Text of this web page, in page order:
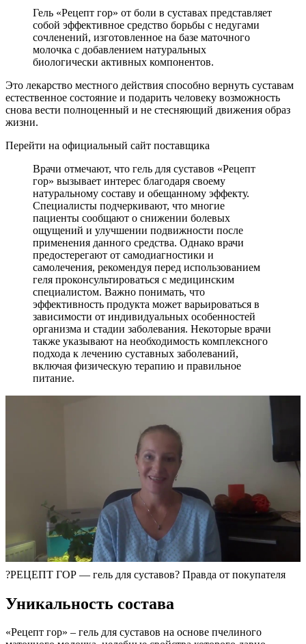
Гель «Рецепт гор» от боли в суставах представляет
собой эффективное средство борьбы с недугами
сочленений, изготовленное на базе маточного
молочка с добавлением натуральных
биологически активных компонентов.
Это лекарство местного действия способно вернуть суставам
естественное состояние и подарить человеку возможность
снова вести полноценный и не стесняющий движения образ
жизни.
Перейти на официальный сайт поставщика
Врачи отмечают, что гель для суставов «Рецепт
гор» вызывает интерес благодаря своему
натуральному составу и обещанному эффекту.
Специалисты подчеркивают, что многие
пациенты сообщают о снижении болевых
ощущений и улучшении подвижности после
применения данного средства. Однако врачи
предостерегают от самодиагностики и
самолечения, рекомендуя перед использованием
геля проконсультироваться с медицинским
специалистом. Важно понимать, что
эффективность продукта может варьироваться в
зависимости от индивидуальных особенностей
организма и стадии заболевания. Некоторые врачи
также указывают на необходимость комплексного
подхода к лечению суставных заболеваний,
включая физическую терапию и правильное
питание.
?РЕЦЕПТ ГОР — гель для суставов? Правда от покупателя
Уникальность состава
«Рецепт гор» – гель для суставов на основе пчелиного